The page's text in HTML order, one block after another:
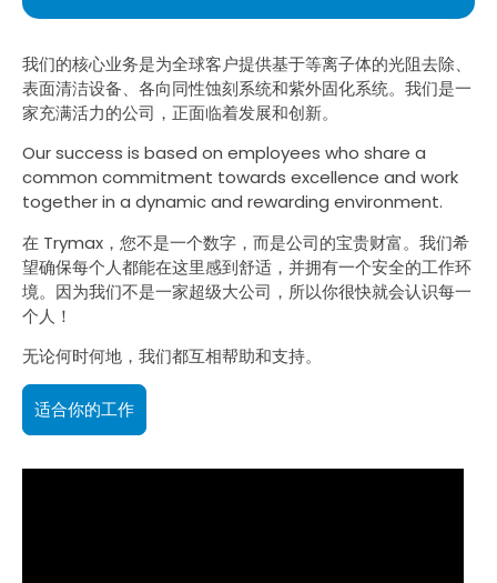
我们的核心业务是为全球客户提供基于等离子体的光阻去除、
表面清洁设备、各向同性蚀刻系统和紫外固化系统。我们是一
家充满活力的公司，正面临着发展和创新。
Our success is based on employees who share a
common commitment towards excellence and work
together in a dynamic and rewarding environment.
在 Trymax，您不是一个数字，而是公司的宝贵财富。我们希
望确保每个人都能在这里感到舒适，并拥有一个安全的工作环
境。因为我们不是一家超级大公司，所以你很快就会认识每一
个人！
无论何时何地，我们都互相帮助和支持。
适合你的工作